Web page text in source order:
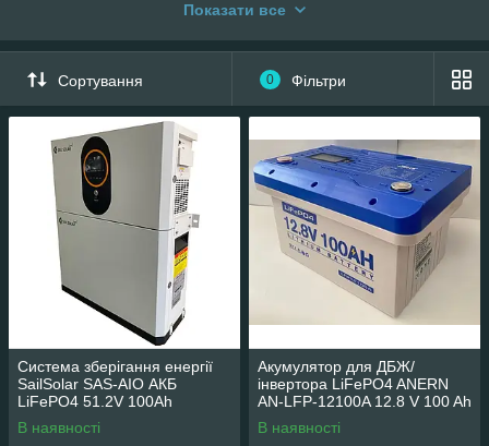
Вибір конкретного варіанта залежить від бюджету, потреби в
Показати все
Сортування 0 Фільтри
Система зберігання енергії
SailSolar SAS-AIO АКБ
LiFePO4 51.2V 100Ah
5.12KWh 5120Wh + інвертор
5KW підлогова
В наявності
Акумулятор для ДБЖ/
інвертора LiFePO4 ANERN
AN-LFP-12100A 12.8 V 100 Ah
1.28KWh 1280 Wh (BMS100)
монітор, пластиковий корпус
В наявності